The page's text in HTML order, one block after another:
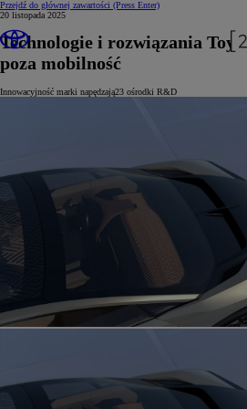
Przejdź do głównej zawartości (Press Enter)
20 listopada 2025
Technologie i rozwiązania
poza mobilność
Innowacyjność marki napędzają23 ośrodki R&D